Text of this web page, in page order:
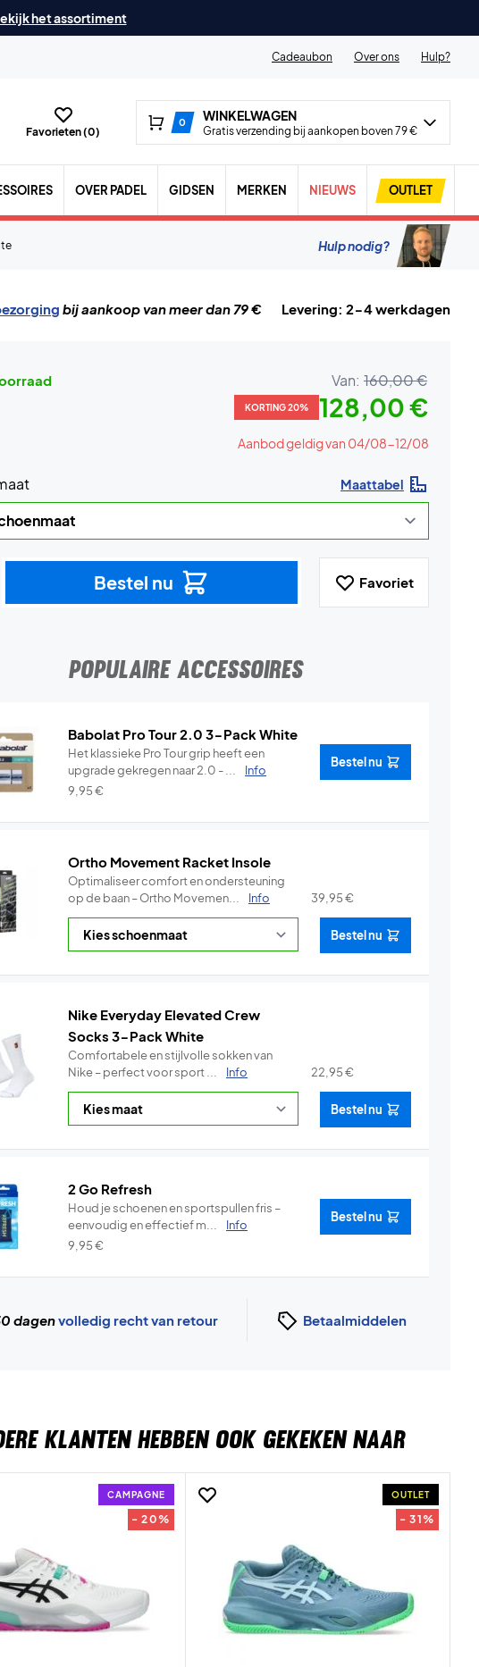
het assortiment
Cadeaubon Over ons Hulp?
Favorieten (0)
0 WINKELWAGEN
Gratis verzending bij aankopen boven 79 €
OVER PADEL GIDSEN MERKEN NIEUWS OUTLET
Hulp nodig?
bij aankoop van meer dan 79 € Levering: 2-4 werkdagen
Van: 160,00 €
KORTING 20% 128,00 €
Aanbod geldig van 04/08-12/08
Maattabel
Bestel nu Favoriet
POPULAIRE ACCESSOIRES
Babolat Pro Tour 2.0 3-Pack White
Het klassieke Pro Tour grip heeft een
upgrade gekregen naar 2.0 - ...
Info
9,95€
Bestel nu
Ortho Movement Racket Insole
Optimaliseer comfort en ondersteuning
op de baan – Ortho Movemen...
Info 39,95€
Bestel nu
Nike Everyday Elevated Crew
Socks 3-Pack White
Comfortabele en stijlvolle sokken van
Nike – perfect voor sport ...
Info 22,95€
Bestel nu
2 Go Refresh
Houd je schoenen en sportspullen fris –
eenvoudig en effectief m...
Info
9,95€
Bestel nu
dagenvolledig recht van retour Betaalmiddelen
KLANTEN HEBBEN OOK GEKEKEN NAAR
CAMPAGNE
- 20%
OUTLET
- 31%